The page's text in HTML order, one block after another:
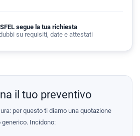
segue la tua richiesta
su requisiti, date e attestati
il tuo preventivo
per questo ti diamo una quotazione
Incidono: